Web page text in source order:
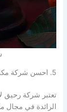
5. احسن شركة مكافحة حشرات في جنوب سيناء
تعتبر شركة رحيق
الرائدة في مجال